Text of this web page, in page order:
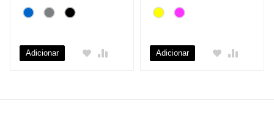
Adicionar Adicionar